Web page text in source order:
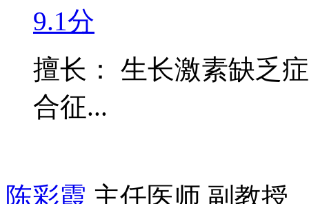
9.1分
擅长： 生长激素缺乏
合征...
陈彩霞 主任医师 副教授